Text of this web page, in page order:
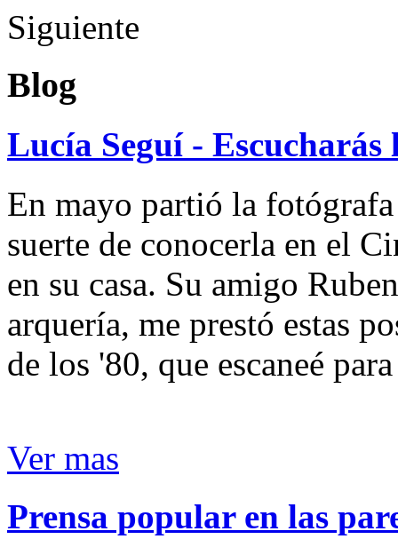
Siguiente
Blog
Lucía Seguí - Escucharás
En mayo partió la
suerte de conocerla en el
en su casa. Su amigo
arquería, me prestó estas
de los '80, que escaneé
Ver mas
Prensa popular en las